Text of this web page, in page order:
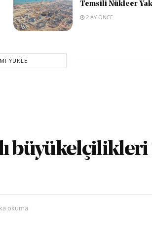
Temsili Nükleer
2 AY ÖNCE
YÜKLE
okuma